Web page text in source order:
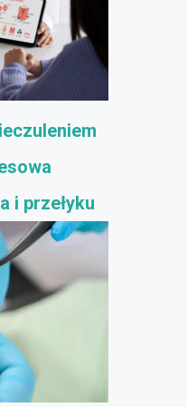
i przełyku